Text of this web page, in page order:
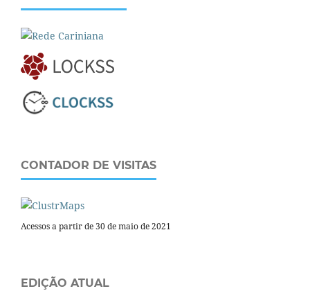
CONTADOR DE VISITAS
Acessos a partir de 30 de maio de 2021
EDIÇÃO ATUAL